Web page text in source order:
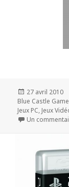
Publié
le
27 avril 2010
Blue Castle
Jeux PC, Jeux
Un